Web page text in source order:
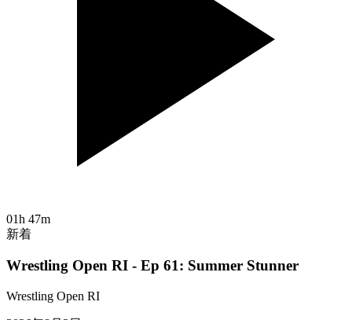
01h 47m
新着
Wrestling Open RI - Ep 61: Summer Stunner
Wrestling Open RI